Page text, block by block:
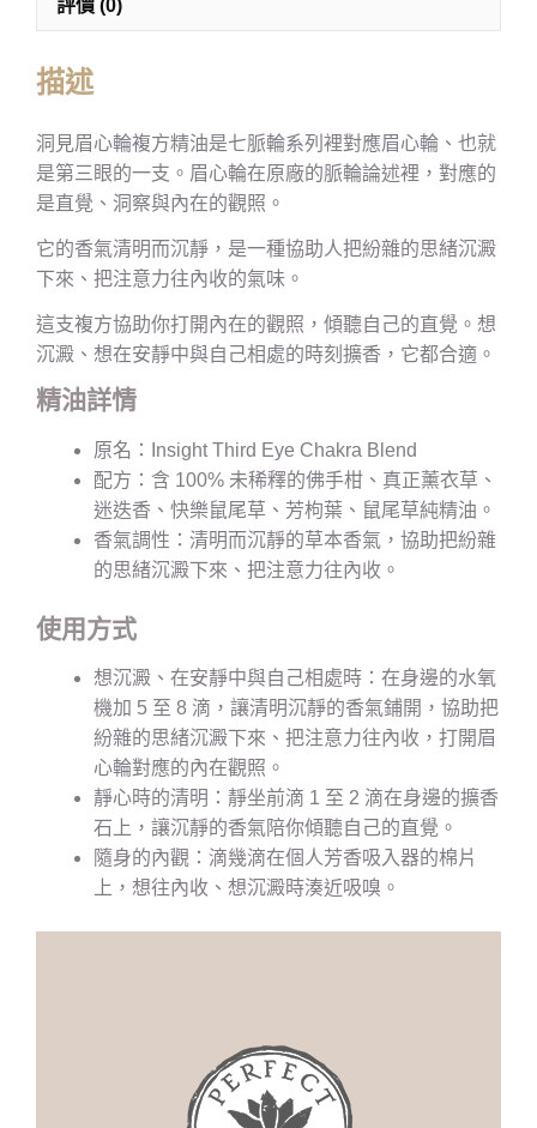
評價 (0)
描述
洞見眉心輪複方精油是七脈輪系列裡對應眉心輪、也就
是第三眼的一支。眉心輪在原廠的脈輪論述裡，對應的
是直覺、洞察與內在的觀照。
它的香氣清明而沉靜，是一種協助人把紛雜的思緒沉澱
下來、把注意力往內收的氣味。
這支複方協助你打開內在的觀照，傾聽自己的直覺。想
沉澱、想在安靜中與自己相處的時刻擴香，它都合適。
精油詳情
原名：Insight Third Eye Chakra Blend
配方：含 100% 未稀釋的佛手柑、真正薰衣草、
迷迭香、快樂鼠尾草、芳枸葉、鼠尾草純精油。
香氣調性：清明而沉靜的草本香氣，協助把紛雜
的思緒沉澱下來、把注意力往內收。
使用方式
想沉澱、在安靜中與自己相處時：在身邊的水氧
機加 5 至 8 滴，讓清明沉靜的香氣鋪開，協助把
紛雜的思緒沉澱下來、把注意力往內收，打開眉
心輪對應的內在觀照。
靜心時的清明：靜坐前滴 1 至 2 滴在身邊的擴香
石上，讓沉靜的香氣陪你傾聽自己的直覺。
隨身的內觀：滴幾滴在個人芳香吸入器的棉片
上，想往內收、想沉澱時湊近吸嗅。